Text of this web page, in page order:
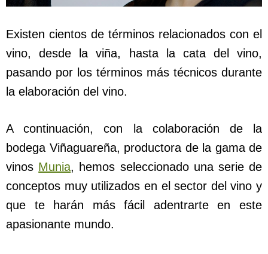
Existen cientos de términos relacionados con el
vino, desde la viña, hasta la cata del vino,
pasando por los términos más técnicos durante
la elaboración del vino.
A continuación, con la colaboración de la
bodega Viñaguareña, productora de la gama de
vinos Munia, hemos seleccionado una serie de
conceptos muy utilizados en el sector del vino y
que te harán más fácil adentrarte en este
apasionante mundo.